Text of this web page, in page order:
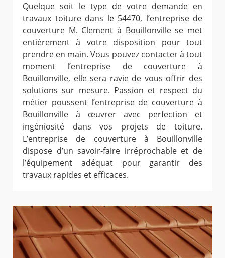
Quelque soit le type de votre demande en
travaux toiture dans le 54470, l’entreprise de
couverture M. Clement à Bouillonville se met
entièrement à votre disposition pour tout
prendre en main. Vous pouvez contacter à tout
moment l’entreprise de couverture à
Bouillonville, elle sera ravie de vous offrir des
solutions sur mesure. Passion et respect du
métier poussent l’entreprise de couverture à
Bouillonville à œuvrer avec perfection et
ingéniosité dans vos projets de toiture.
L’entreprise de couverture à Bouillonville
dispose d’un savoir-faire irréprochable et de
l’équipement adéquat pour garantir des
travaux rapides et efficaces.